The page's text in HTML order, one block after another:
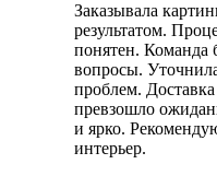
Заказывала
результатом.
понятен. Команда
вопросы.
проблем.
превзошло
и ярко.
интерьер.